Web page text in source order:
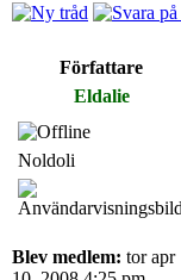
Författare
Eldalie
Noldoli
Blev medlem: tor apr